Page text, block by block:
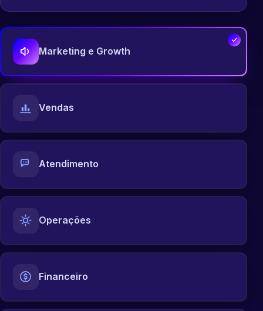
Marketing e Growth
Vendas
Atendimento
Operações
Financeiro